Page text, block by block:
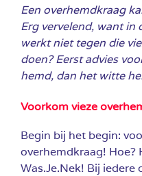
Een overhemdkraag
Erg vervelend, want in
werkt niet tegen die
doen? Eerst advies
hemd, dan het witte
Voorkom vieze
Begin bij het begin:
overhemdkraag! Hoe?
Was.Je.Nek! Bij